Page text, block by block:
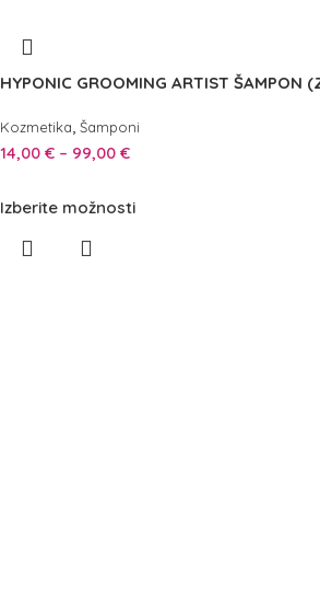
HYPONIC GROOMING ARTIST ŠAMPON
Kozmetika, Šamponi
14,00 € – 99,00 €
Izberite možnosti